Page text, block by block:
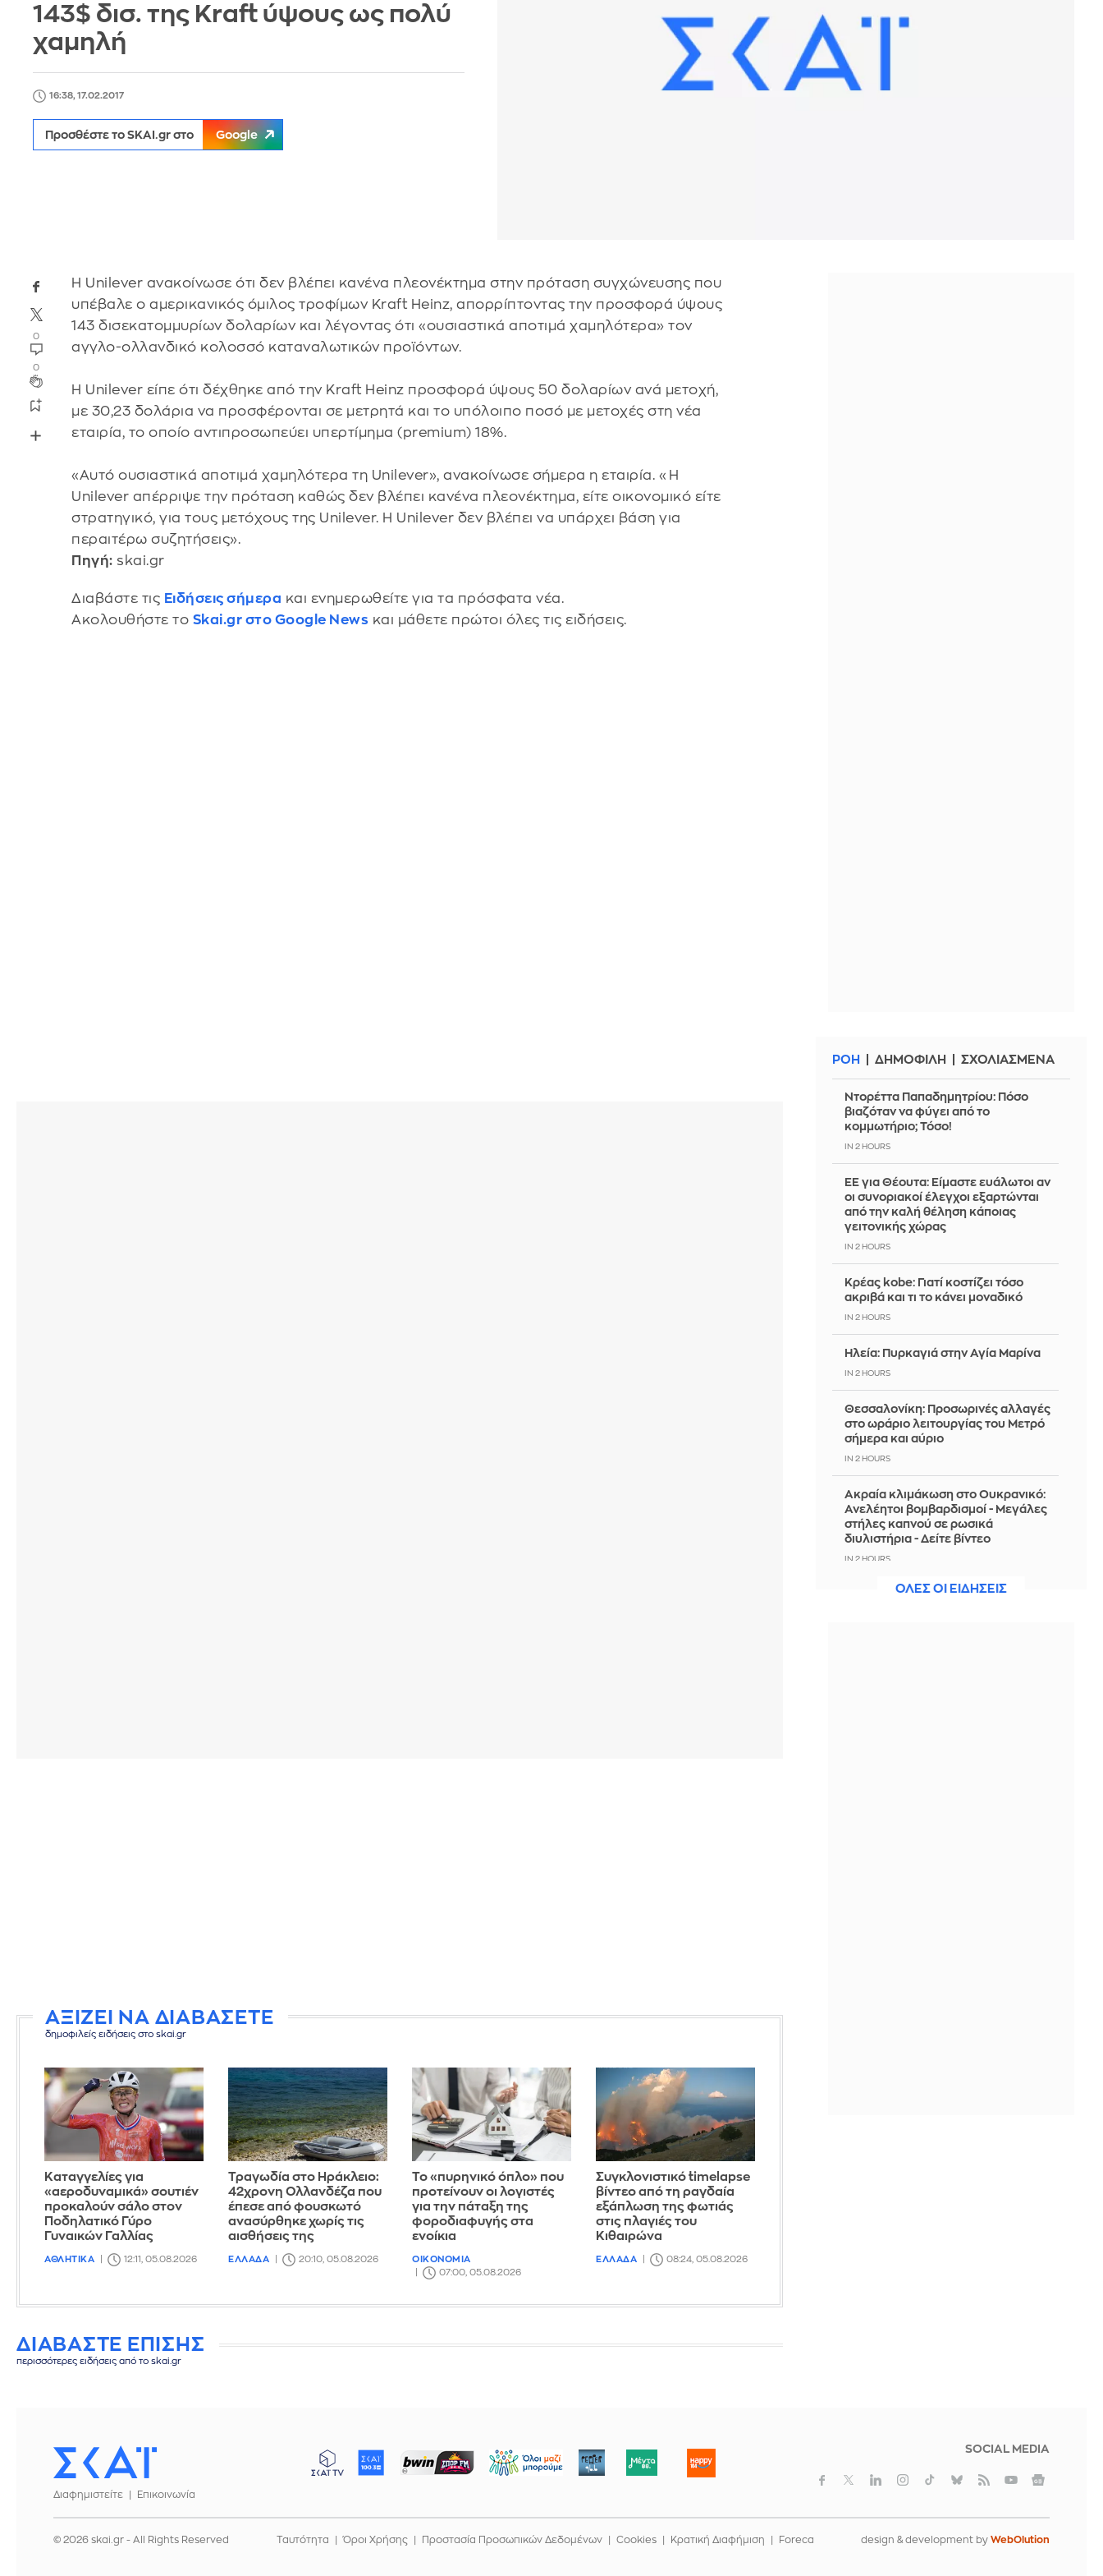
143$ δισ. της Kraft ύψους ως πολύ
χαμηλή
16:38, 17.02.2017
Προσθέστε το SKAI.gr στο Google
0
0
H Unilever ανακοίνωσε ότι δεν βλέπει κανένα πλεονέκτημα στην πρόταση συγχώνευσης που
υπέβαλε ο αμερικανικός όμιλος τροφίμων Kraft Heinz, απορρίπτοντας την προσφορά ύψους
143 δισεκατομμυρίων δολαρίων και λέγοντας ότι «ουσιαστικά αποτιμά χαμηλότερα» τον
αγγλο-ολλανδικό κολοσσό καταναλωτικών προϊόντων.
Η Unilever είπε ότι δέχθηκε από την Kraft Heinz προσφορά ύψους 50 δολαρίων ανά μετοχή,
με 30,23 δολάρια να προσφέρονται σε μετρητά και το υπόλοιπο ποσό με μετοχές στη νέα
εταιρία, το οποίο αντιπροσωπεύει υπερτίμημα (premium) 18%.
«Αυτό ουσιαστικά αποτιμά χαμηλότερα τη Unilever», ανακοίνωσε σήμερα η εταιρία. «Η
Unilever απέρριψε την πρόταση καθώς δεν βλέπει κανένα πλεονέκτημα, είτε οικονομικό είτε
στρατηγικό, για τους μετόχους της Unilever. Η Unilever δεν βλέπει να υπάρχει βάση για
περαιτέρω συζητήσεις».
Πηγή: skai.gr
Διαβάστε τις Ειδήσεις σήμερα και ενημερωθείτε για τα πρόσφατα νέα.
Ακολουθήστε το Skai.gr στο Google News και μάθετε πρώτοι όλες τις ειδήσεις.
ΑΞΙΖΕΙ ΝΑ ΔΙΑΒΑΣΕΤΕ
δημοφιλείς ειδήσεις στο skai.gr
Καταγγελίες για
«αεροδυναμικά» σουτιέν
προκαλούν σάλο στον
Ποδηλατικό Γύρο
Γυναικών Γαλλίας
ΑΘΛΗΤΙΚΑ 12:11, 05.08.2026
Τραγωδία στο Ηράκλειο:
42χρονη Ολλανδέζα που
έπεσε από φουσκωτό
ανασύρθηκε χωρίς τις
αισθήσεις της
ΕΛΛΑΔΑ 20:10, 05.08.2026
Το «πυρηνικό όπλο» που
προτείνουν οι λογιστές
για την πάταξη της
φοροδιαφυγής στα
ενοίκια
ΟΙΚΟΝΟΜΙΑ
07:00, 05.08.2026
Συγκλονιστικό timelapse
βίντεο από τη ραγδαία
εξάπλωση της φωτιάς
στις πλαγιές του
Κιθαιρώνα
ΕΛΛΑΔΑ 08:24, 05.08.2026
ΔΙΑΒΑΣΤΕ ΕΠΙΣΗΣ
περισσότερες ειδήσεις από το skai.gr
ΡΟΗ ΔΗΜΟΦΙΛΗ ΣΧΟΛΙΑΣΜΕΝΑ
Ντορέττα Παπαδημητρίου: Πόσο
βιαζόταν να φύγει από το
κομμωτήριο; Τόσο!
IN 2 HOURS
ΕΕ για Θέουτα: Είμαστε ευάλωτοι αν
οι συνοριακοί έλεγχοι εξαρτώνται
από την καλή θέληση κάποιας
γειτονικής χώρας
IN 2 HOURS
Κρέας kobe: Γιατί κοστίζει τόσο
ακριβά και τι το κάνει μοναδικό
IN 2 HOURS
Ηλεία: Πυρκαγιά στην Αγία Μαρίνα
IN 2 HOURS
Θεσσαλονίκη: Προσωρινές αλλαγές
στο ωράριο λειτουργίας του Μετρό
σήμερα και αύριο
IN 2 HOURS
Ακραία κλιμάκωση στο Ουκρανικό:
Ανελέητοι βομβαρδισμοί - Μεγάλες
στήλες καπνού σε ρωσικά
διυλιστήρια - Δείτε βίντεο
IN 2 HOURS
Χαλκιδική: Πυρκαγιά σε χαμηλή
ΟΛΕΣ ΟΙ ΕΙΔΗΣΕΙΣ
Διαφημιστείτε
Επικοινωνία
SOCIAL MEDIA
© 2026 skai.gr - All Rights Reserved Ταυτότητα Όροι Χρήσης Προστασία Προσωπικών Δεδομένων Cookies Κρατική Διαφήμιση Foreca design & development by WebOlution